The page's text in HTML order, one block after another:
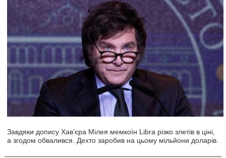
Завдяки допису Хав’єра Мілея мемкоїн Libra різко злетів в ціні,
а згодом обвалився. Дехто заробив на цьому мільйони доларів.